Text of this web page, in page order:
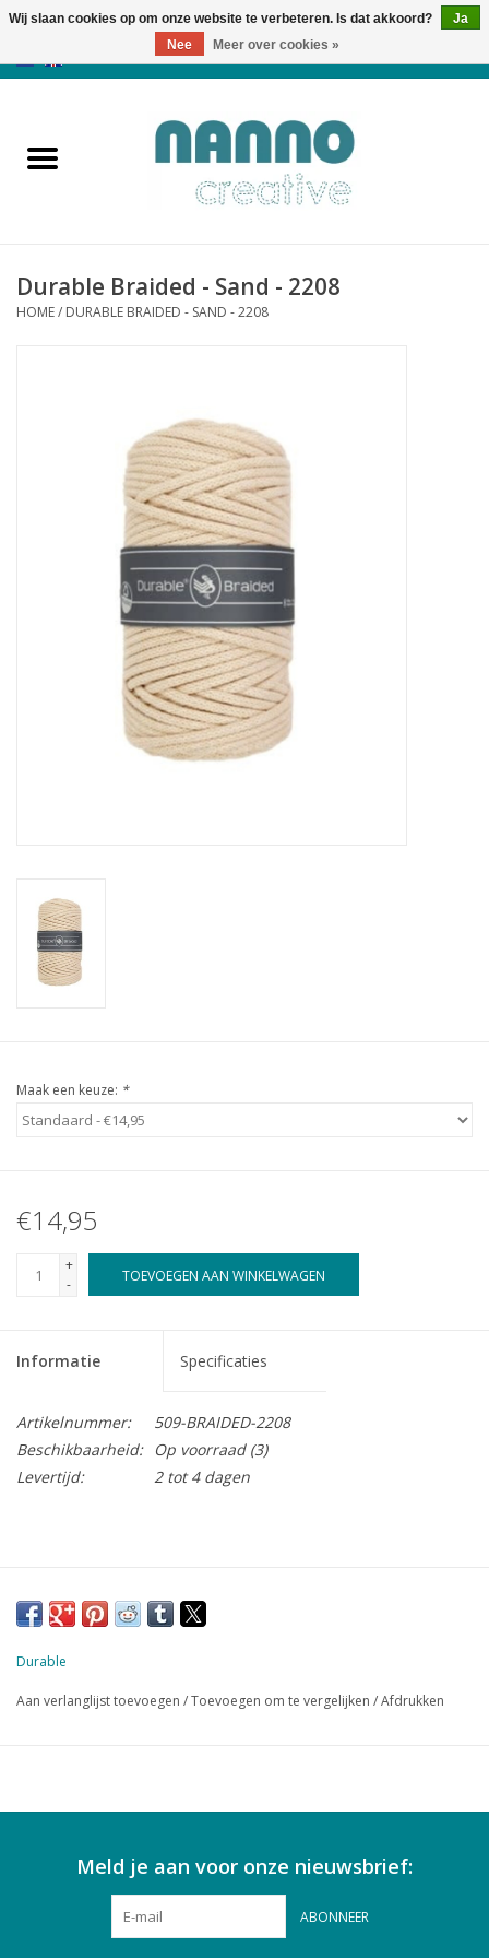
Producten
Nieuws
Durable Braided - Sand - 2208
HOME/ DURABLE BRAIDED - SAND - 2208
Maak een keuze: *
€14,95
+
-
TOEVOEGEN AAN WINKELWAGEN
Informatie Specificaties
Artikelnummer:
509-BRAIDED-2208
Beschikbaarheid:
Op voorraad(3)
Levertijd:
2 tot 4 dagen
Durable
Aan verlanglijst toevoegen /Toevoegen om te vergelijken /Afdrukken
Meld je aan voor onze nieuwsbrief:
ABONNEER
Wij slaan cookies op om onze website te verbeteren. Is dat akkoord?
Ja
Nee
Meer over cookies »